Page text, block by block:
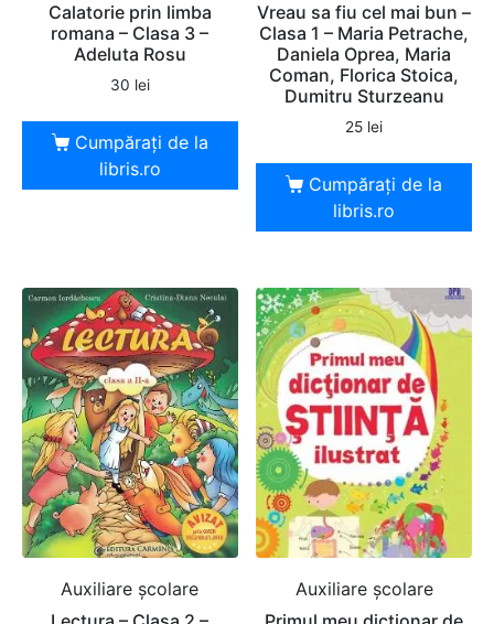
Calatorie prin limba
romana – Clasa 3 –
Adeluta Rosu
30 lei
Cumpărați de la
libris.ro
Vreau sa fiu cel mai bun –
Clasa 1 – Maria Petrache,
Daniela Oprea, Maria
Coman, Florica Stoica,
Dumitru Sturzeanu
25 lei
Cumpărați de la
libris.ro
Auxiliare şcolare
Auxiliare şcolare